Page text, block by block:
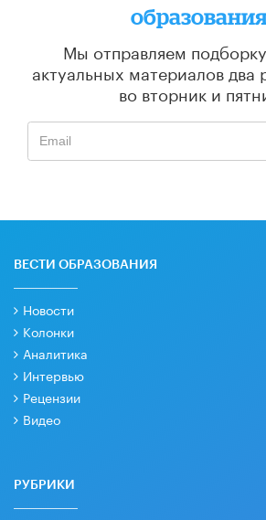
Мы отправляем
актуальных материалов два
во вторник и
ВЕСТИ ОБРАЗОВАНИЯ
Новости
Колонки
Аналитика
Интервью
Рецензии
Видео
РУБРИКИ